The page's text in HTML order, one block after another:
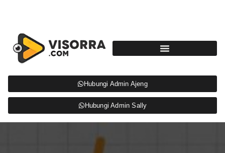
Hubungi Admin Ajeng
Hubungi Admin Sally